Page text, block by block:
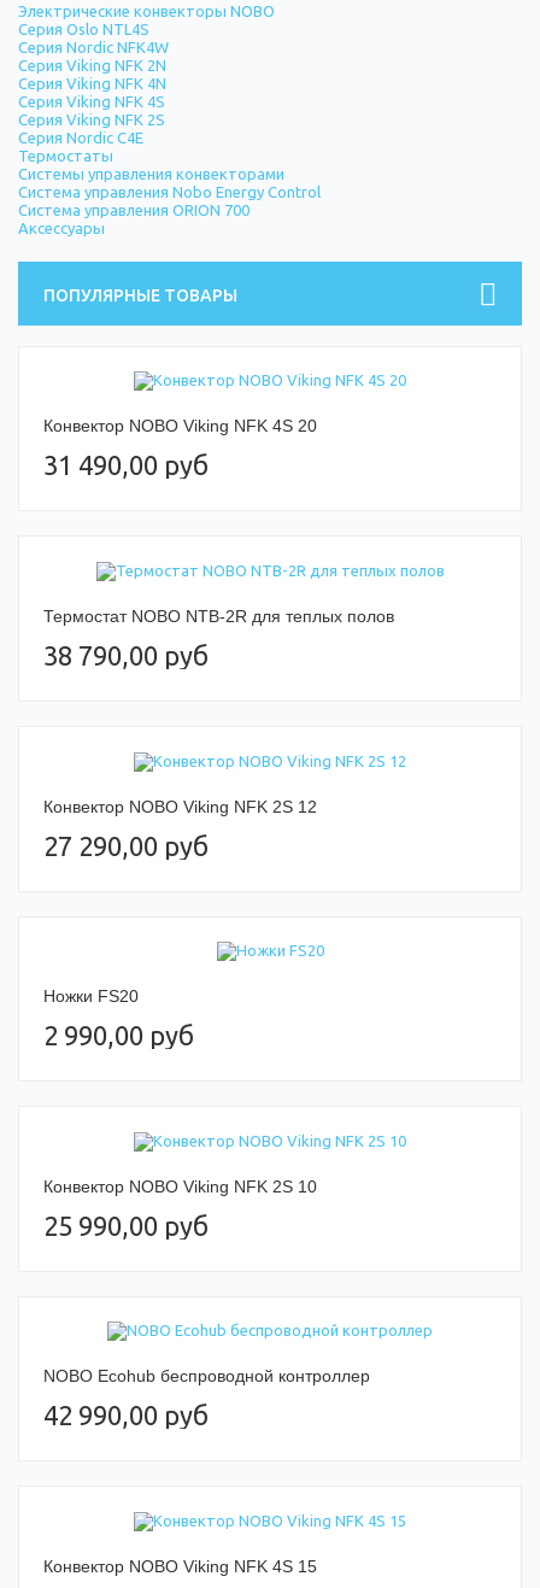
Электрические конвекторы NOBO
Серия Oslo NTL4S
Серия Nordic NFK4W
Серия Viking NFK 2N
Серия Viking NFK 4N
Серия Viking NFK 4S
Серия Viking NFK 2S
Серия Nordic C4E
Термостаты
Системы управления конвекторами
Система управления Nobo Energy Control
Система управления ORION 700
Аксессуары
ПОПУЛЯРНЫЕ ТОВАРЫ
Конвектор NOBO Viking NFK 4S 20
31 490,00 руб
Термостат NOBO NTB-2R для теплых полов
38 790,00 руб
Конвектор NOBO Viking NFK 2S 12
27 290,00 руб
Ножки FS20
2 990,00 руб
Конвектор NOBO Viking NFK 2S 10
25 990,00 руб
NOBO Ecohub беспроводной контроллер
42 990,00 руб
Конвектор NOBO Viking NFK 4S 15